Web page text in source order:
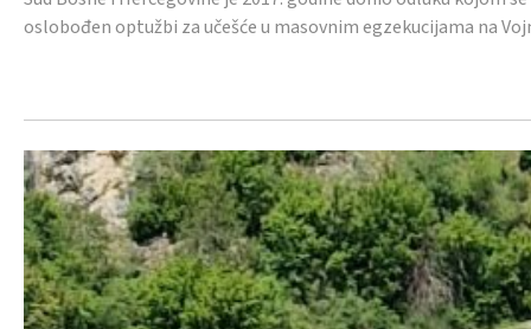
oslobođen optužbi za učešće u masovnim egzekucijama na